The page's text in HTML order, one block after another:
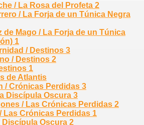
/ La Rosa del Profeta 2
/ La Forja de un Túnica Negra
de Mago / La Forja de un Túnica
1
/ Destinos 3
/ Destinos 2
1
de Atlantis
/ Crónicas Perdidas 3
Discípula Oscura 3
/ Las Crónicas Perdidas 2
Las Crónicas Perdidas 1
Oscura 2